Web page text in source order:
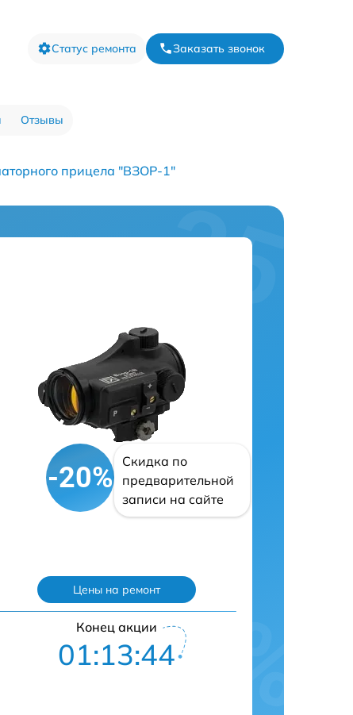
Статус ремонта Заказать звонок
Отзывы
прицела "ВЗОР-1"
-20%
Скидка по
предварительной
записи на сайте
Цены на ремонт
Конец акции
01:13:43